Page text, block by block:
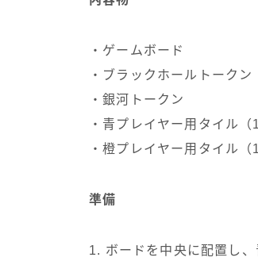
・ゲームボード
・ブラックホールトークン
・銀河トークン
・青プレイヤー用タイル（
・橙プレイヤー用タイル（
準備
1. ボードを中央に配置し